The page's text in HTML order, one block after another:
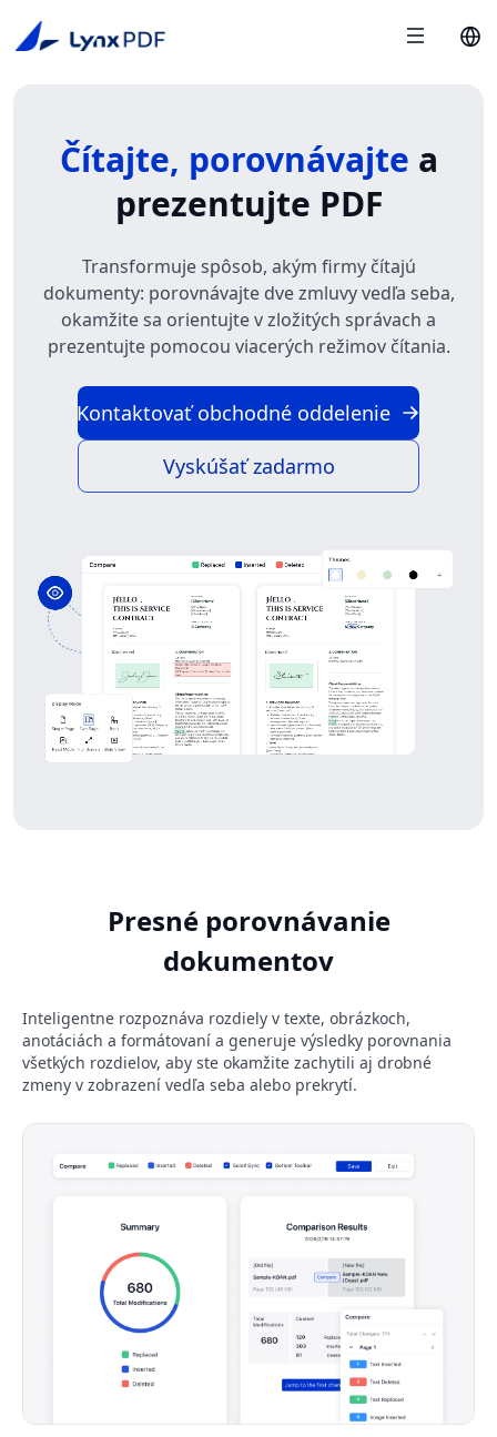
Čítajte, porovnávajte a
prezentujte PDF
Transformuje spôsob, akým firmy čítajú
dokumenty: porovnávajte dve zmluvy vedľa seba,
okamžite sa orientujte v zložitých správach a
prezentujte pomocou viacerých režimov čítania.
Kontaktovať obchodné oddelenie
Vyskúšať zadarmo
Presné porovnávanie
dokumentov
Inteligentne rozpoznáva rozdiely v texte, obrázkoch,
anotáciách a formátovaní a generuje výsledky porovnania
všetkých rozdielov, aby ste okamžite zachytili aj drobné
zmeny v zobrazení vedľa seba alebo prekrytí.